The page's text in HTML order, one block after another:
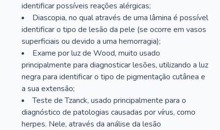
identificar possíveis reações alérgicas;
Diascopia, no qual através de uma lâmina é possível
identificar o tipo de lesão da pele (se ocorre em vasos
superficiais ou devido a uma hemorragia);
Exame por luz de Wood, muito usado
principalmente para diagnosticar lesões, utilizando a luz
negra para identificar o tipo de pigmentação cutânea e
a sua extensão;
Teste de Tzanck, usado principalmente para o
diagnóstico de patologias causadas por vírus, como
herpes. Nele, através da análise da lesão